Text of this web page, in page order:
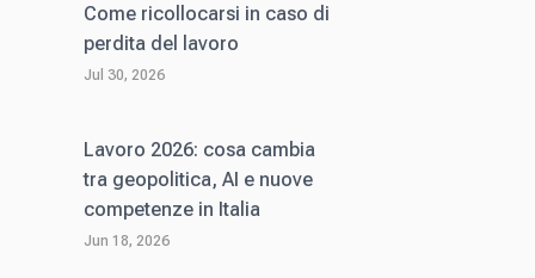
Come ricollocarsi in caso di
perdita del lavoro
Jul 30, 2026
Lavoro 2026: cosa cambia
tra geopolitica, AI e nuove
competenze in Italia
Jun 18, 2026